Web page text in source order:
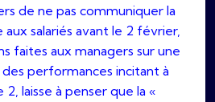
de ne pas communiquer la
salariés avant le 2 février,
faites aux managers sur une
performances incitant à
laisse à penser que la «